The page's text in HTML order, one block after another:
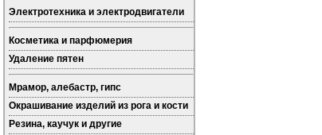
Электротехника и электродвигатели
Косметика и парфюмерия
Удаление пятен
Мрамор, алебастр, гипс
Окрашивание изделий из рога и кости
Резина, каучук и другие